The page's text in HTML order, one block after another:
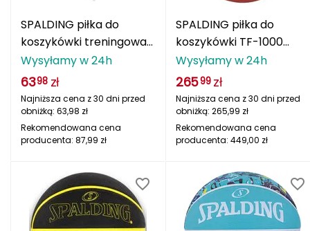
Extremities
FASHY
Fjord Nansen
GSI Outdoors
SPALDING piłka do
koszykówki treningowa
LAYUP TF-50 + POMPKA
Wysyłamy w 24h
6398 zł
Najniższa cena z 30 dni przed
obniżką: 63,98 zł
Rekomendowana cena
producenta: 87,99 zł
SPALDING piłka do
koszykówki TF-1000
LEGACY LOGO FIBA
Wysyłamy w 24h
26599 zł
Najniższa cena z 30 dni przed
obniżką: 265,99 zł
Rekomendowana cena
producenta: 449,00 zł